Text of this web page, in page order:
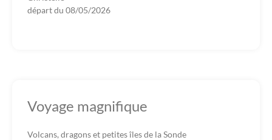
départ du 08/05/2026
Voyage magnifique
Volcans, dragons et petites îles de la Sonde